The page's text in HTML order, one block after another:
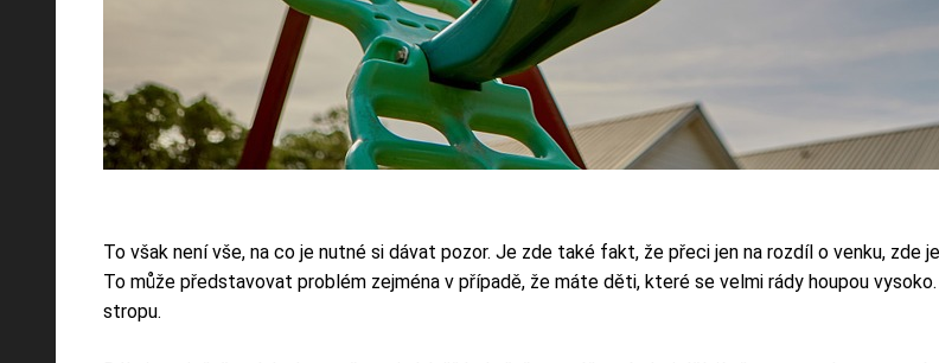
To však není vše, na co je nutné si dávat pozor. Je zde také fakt, že přeci jen na rozdíl o venku,
To může představovat problém zejména v případě, že máte děti, které se velmi rády houpou
stropu.